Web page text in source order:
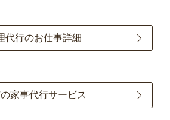
代行のお仕事詳細
家事代行サービス